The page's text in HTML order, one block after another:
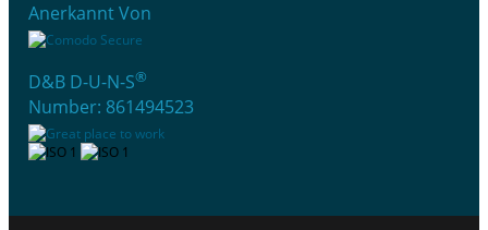
Anerkannt Von
D&B D-U-N-S®
Number: 861494523